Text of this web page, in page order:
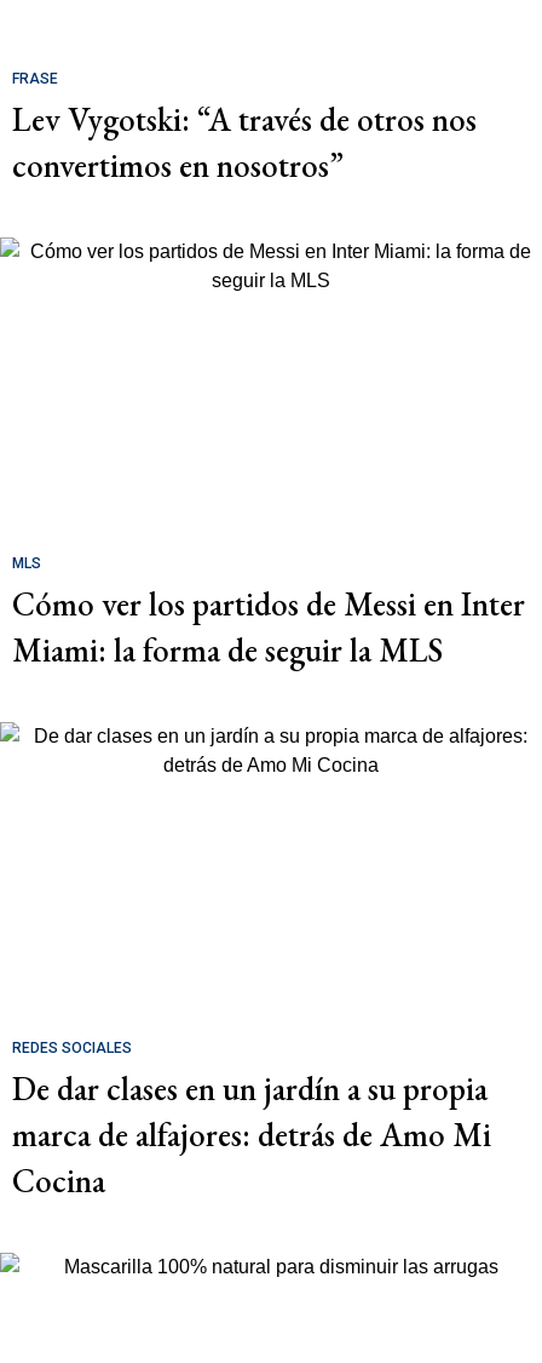
FRASE
Lev Vygotski: “A través de otros nos
convertimos en nosotros”
MLS
Cómo ver los partidos de Messi en Inter
Miami: la forma de seguir la MLS
REDES SOCIALES
De dar clases en un jardín a su propia
marca de alfajores: detrás de Amo Mi
Cocina